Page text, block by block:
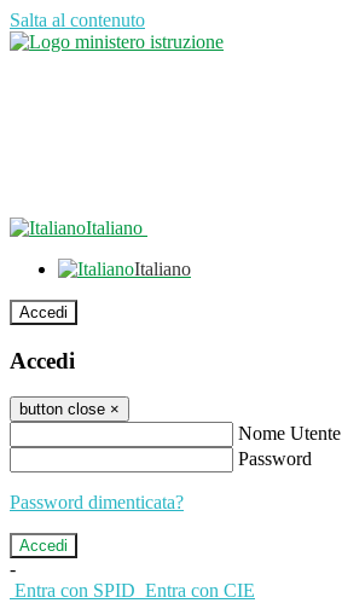
Salta al contenuto
Italiano
Italiano
Accedi
Accedi
button close ×
Nome Utente
Password
Password dimenticata?
-
Entra con SPID Entra con CIE